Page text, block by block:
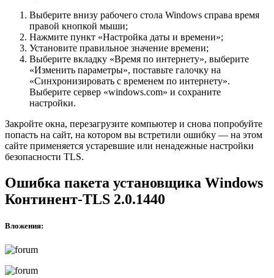
Выберите внизу рабочего стола Windows справа время
правой кнопкой мыши;
Нажмите пункт «Настройка даты и времени»;
Установите правильное значение времени;
Выберите вкладку «Время по интернету», выберите
«Изменить параметры», поставьте галочку на
«Синхронизировать с временем по интернету».
Выберите сервер «windows.com» и сохраните
настройки.
Закройте окна, перезагрузите компьютер и снова попробуйте
попасть на сайт, на котором вы встретили ошибку — на этом
сайте применяется устаревшие или ненадежные настройки
безопасности TLS.
Ошибка пакета установщика Windows
Континент-TLS 2.0.1440
Вложения: